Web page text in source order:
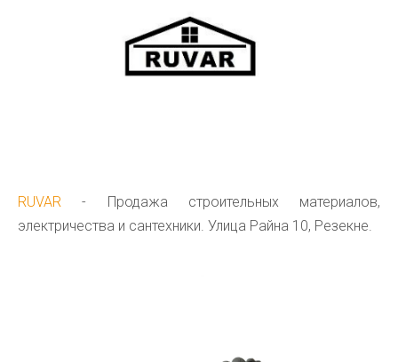
RUVAR- Продажа строительных материалов,
электричества и сантехники. Улица Райна 10, Резекне.